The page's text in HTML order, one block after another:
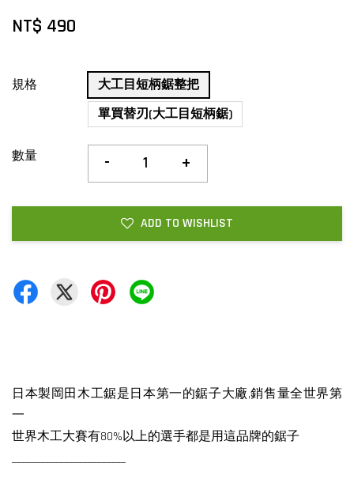
NT$ 490
規格
大工目短柄鋸整把
單買替刃(大工目短柄鋸)
數量 - +
ADD TO WISHLIST
日本製岡田木工鋸是日本第一的鋸子大廠,銷售量全世界第
一
世界木工大賽有80%以上的選手都是用這品牌的鋸子